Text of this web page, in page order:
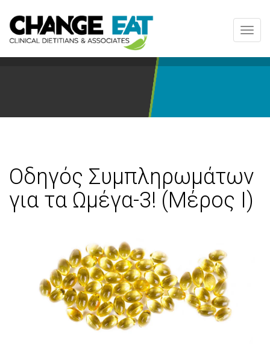
Οδηγός Συμπληρωμάτων
για τα Ωμέγα-3! (Μέρος Ι)